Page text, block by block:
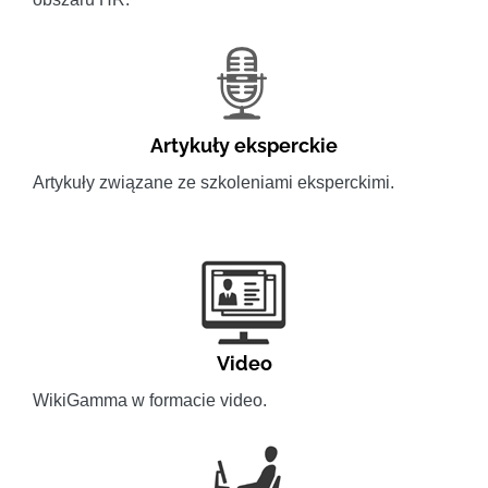
Artykuły eksperckie
Artykuły związane ze szkoleniami eksperckimi.
Video
WikiGamma w formacie video.